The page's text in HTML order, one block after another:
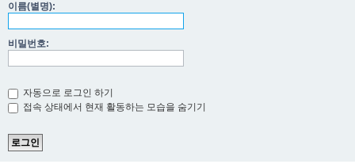
이름(별명):
비밀번호:
자동으로 로그인 하기
접속 상태에서 현재 활동하는 모습을 숨기기